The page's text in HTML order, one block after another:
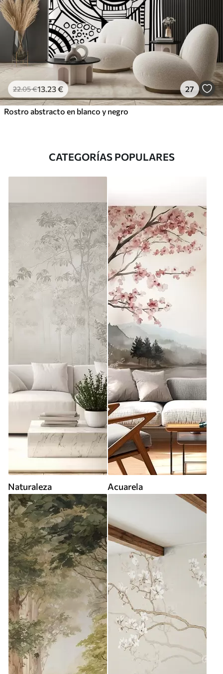
22.05€13 .23€ 27
Rostro abstracto en blanco y negro
CATEGORÍAS POPULARES
Naturaleza Acuarela